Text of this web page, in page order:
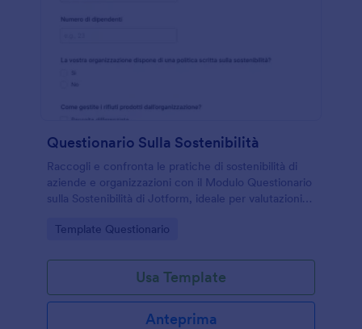
Questionario Sulla Sostenibilità
Raccogli e confronta le pratiche di sostenibilità di
aziende e organizzazioni con il Modulo Questionario
sulla Sostenibilità di Jotform, ideale per valutazioni
basate sulla raccolta dati.
Go to Category:
Template Questionario
Usa Template
Anteprima